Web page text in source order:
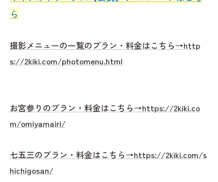
ら
撮影メニューの一覧のプラン・料金はこちら→http
s://2kiki.com/photomenu.html
お宮参りのプラン・料金はこちら→https://2kiki.co
m/omiyamairi/
七五三のプラン・料金はこちら→https://2kiki.com/s
hichigosan/